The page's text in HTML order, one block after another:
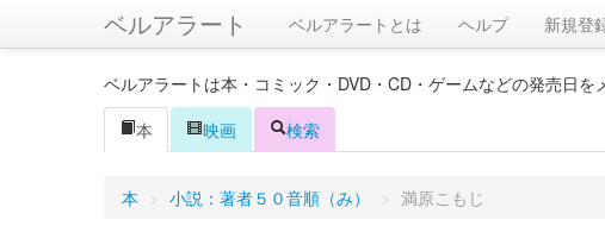
ベルアラート ベルアラートとは ヘルプ 新規登
ベルアラートは本・コミック・DVD・CD・ゲームなどの発売日を
本
映画 検索
本 > 小説：著者５０音順（み） > 満原こもじ